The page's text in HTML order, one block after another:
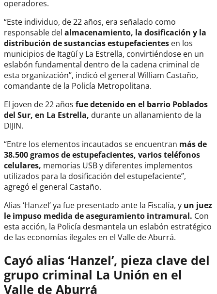
operadores.
“Este individuo, de 22 años, era señalado como
responsable del almacenamiento, la dosificación y la
distribución de sustancias estupefacientes en los
municipios de Itagüí y La Estrella, convirtiéndose en un
eslabón fundamental dentro de la cadena criminal de
esta organización”, indicó el general William Castaño,
comandante de la Policía Metropolitana.
El joven de 22 años fue detenido en el barrio Poblados
del Sur, en La Estrella, durante un allanamiento de la
DIJIN.
“Entre los elementos incautados se encuentran más de
38.500 gramos de estupefacientes, varios teléfonos
celulares, memorias USB y diferentes implementos
utilizados para la dosificación del estupefaciente”,
agregó el general Castaño.
Alias ‘Hanzel’ ya fue presentado ante la Fiscalía, y un juez
le impuso medida de aseguramiento intramural. Con
esta acción, la Policía desmantela un eslabón estratégico
de las economías ilegales en el Valle de Aburrá.
Cayó alias ‘Hanzel’, pieza clave del
grupo criminal La Unión en el
Valle de Aburrá